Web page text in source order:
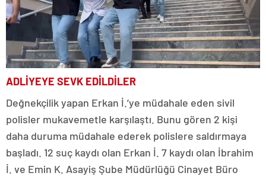
ADLİYEYE SEVK EDİLDİLER
Değnekçilik yapan Erkan İ.’ye müdahale eden sivil
polisler mukavemetle karşılaştı. Bunu gören 2 kişi
daha duruma müdahale ederek polislere saldırmaya
başladı. 12 suç kaydı olan Erkan İ. 7 kaydı olan İbrahim
İ. ve Emin K. Asayiş Şube Müdürlüğü Cinayet Büro